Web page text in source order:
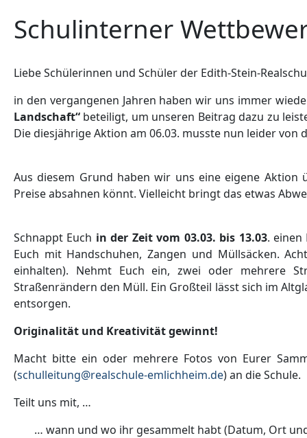
Schulinterner
Liebe Schülerinnen und Schüler der Edith-Stein-
in den vergangenen Jahren haben wir uns immer
Landschaft“ beteiligt, um unseren Beitrag dazu zu
Die diesjährige Aktion am 06.03. musste nun leider
Aus diesem Grund haben wir uns eine eigene
Preise absahnen könnt. Vielleicht bringt das etwas
Schnappt Euch in der Zeit vom 03.03. bis 13.03. einen
Euch mit Handschuhen, Zangen und Müllsäcken.
einhalten). Nehmt Euch ein, zwei oder mehrere
Straßenrändern den Müll. Ein Großteil lässt sich im
entsorgen.
Originalität und Kreativität gewinnt!
Macht bitte ein oder mehrere Fotos von Eurer
(schulleitung@realschule-emlichheim.de) an die Schule.
Teilt uns mit, …
… wann und wo ihr gesammelt habt (Datum, Ort